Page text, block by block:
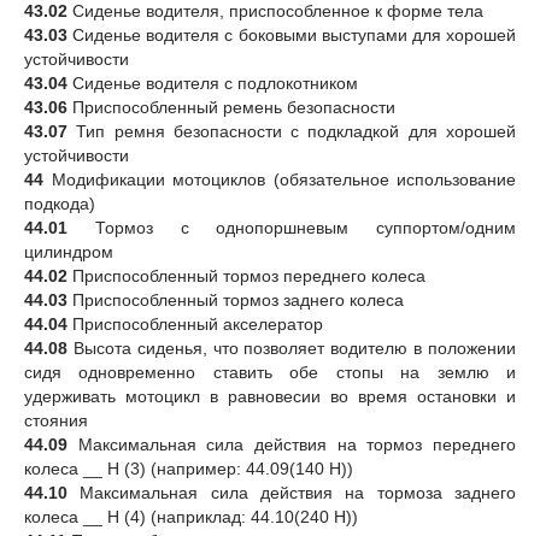
43.02 Сиденье водителя, приспособленное к форме тела
43.03 Сиденье водителя с боковыми выступами для хорошей
устойчивости
43.04 Сиденье водителя с подлокотником
43.06 Приспособленный ремень безопасности
43.07 Тип ремня безопасности с подкладкой для хорошей
устойчивости
44 Модификации мотоциклов (обязательное использование
подкода)
44.01
Тормоз с однопоршневым суппортом/одним
цилиндром
44.02 Приспособленный тормоз переднего колеса
44.03 Приспособленный тормоз заднего колеса
44.04 Приспособленный акселератор
44.08 Высота сиденья, что позволяет водителю в положении
сидя одновременно ставить обе стопы на землю и
удерживать мотоцикл в равновесии во время остановки и
стояния
44.09
Максимальная сила действия на тормоз переднего
колеса __ Н (3) (например: 44.09(140 Н))
44.10
Максимальная сила действия на тормоза заднего
колеса __ Н (4) (наприклад: 44.10(240 Н))